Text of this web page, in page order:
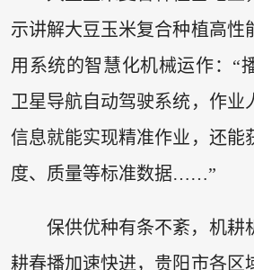
示讲解大豆玉米复合种植高性
用系统的智慧化机械运作：“
卫星导航自动驾驶系统，作业
信息就能实现精准作业，还能
度、质量等标准数据……”
保供优种有条不紊，机耕
耕春播加速快进，贵阳市各区